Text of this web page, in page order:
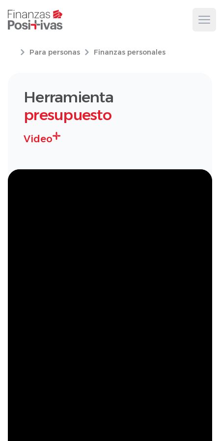
Para personas Finanzas personales
Herramienta
presupuesto
Video